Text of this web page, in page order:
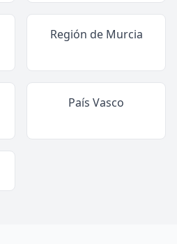
Región de Murcia
País Vasco